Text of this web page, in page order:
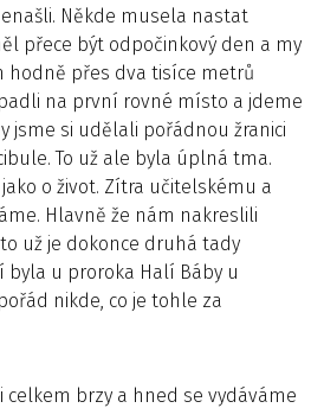
Někde musela nastat
přece být odpočinkový den a my
hodně přes dva tisíce metrů
na první rovné místo a jdeme
jsme si udělali pořádnou žranici
To už ale byla úplná tma.
o život. Zítra učitelskému a
Hlavně že nám nakreslili
už je dokonce druhá tady
u proroka Halí Báby u
nikde, co je tohle za
celkem brzy a hned se vydáváme